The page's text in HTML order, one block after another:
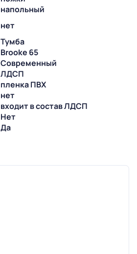
напольный
нет
Тумба
Brooke 65
Современный
ЛДСП
пленка ПВХ
нет
входит в состав ЛДСП
Нет
Да